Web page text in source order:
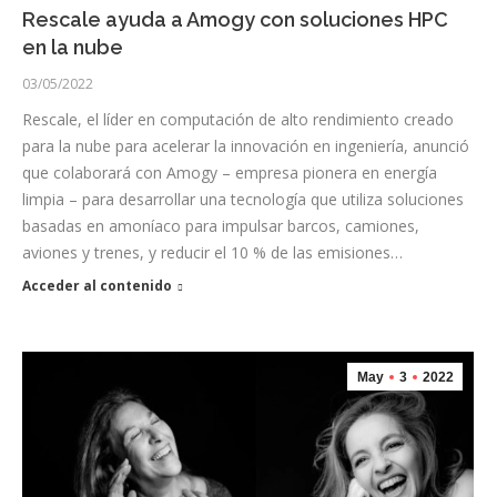
Rescale ayuda a Amogy con soluciones HPC
en la nube
03/05/2022
Rescale, el líder en computación de alto rendimiento creado
para la nube para acelerar la innovación en ingeniería, anunció
que colaborará con Amogy – empresa pionera en energía
limpia – para desarrollar una tecnología que utiliza soluciones
basadas en amoníaco para impulsar barcos, camiones,
aviones y trenes, y reducir el 10 % de las emisiones…
Acceder al contenido
May 3 2022